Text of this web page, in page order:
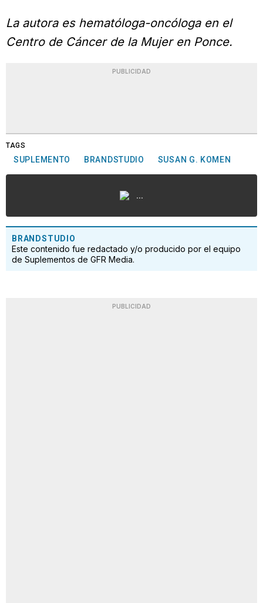
La autora es hematóloga-oncóloga en el
Centro de Cáncer de la Mujer en Ponce.
PUBLICIDAD
TAGS
SUPLEMENTO BRANDSTUDIO SUSAN G. KOMEN
...
BRANDSTUDIO
Este contenido fue redactado y/o producido por el equipo
de Suplementos de GFR Media.
PUBLICIDAD